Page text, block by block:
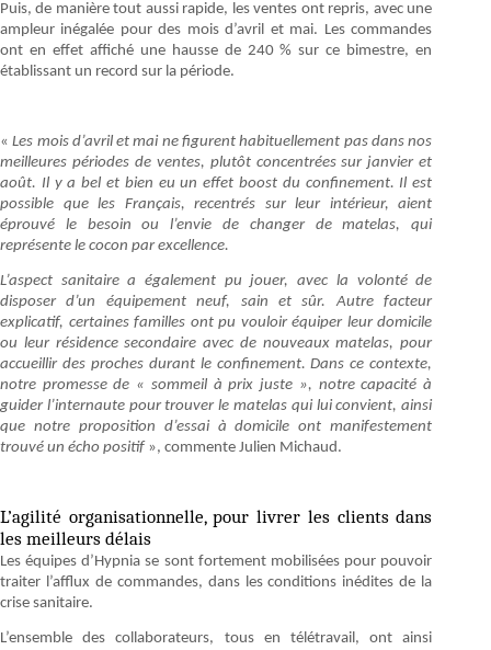
Puis, de manière tout aussi rapide, les ventes ont repris, avec une
ampleur inégalée pour des mois d’avril et mai. Les commandes
ont en effet affiché une hausse de 240 % sur ce bimestre, en
établissant un record sur la période.
«Les mois d’avril et mai ne figurent habituellement pas dans nos
meilleures périodes de ventes, plutôt concentrées sur janvier et
août. Il y a bel et bien eu un effet boost du confinement. Il est
possible que les Français, recentrés sur leur intérieur, aient
éprouvé le besoin ou l’envie de changer de matelas, qui
représente le cocon par excellence.
L’aspect sanitaire a également pu jouer, avec la volonté de
disposer d’un équipement neuf, sain et sûr. Autre facteur
explicatif, certaines familles ont pu vouloir équiper leur domicile
ou leur résidence secondaire avec de nouveaux matelas, pour
accueillir des proches durant le confinement. Dans ce contexte,
notre promesse de « sommeil à prix juste », notre capacité à
guider l’internaute pour trouver le matelas qui lui convient, ainsi
que notre proposition d’essai à domicile ont manifestement
trouvé un écho positif », commente Julien Michaud.
L’agilité organisationnelle, pour livrer les clients dans
les meilleurs délais
Les équipes d’Hypnia se sont fortement mobilisées pour pouvoir
traiter l’afflux de commandes, dans les conditions inédites de la
crise sanitaire.
L’ensemble des collaborateurs, tous en télétravail, ont ainsi